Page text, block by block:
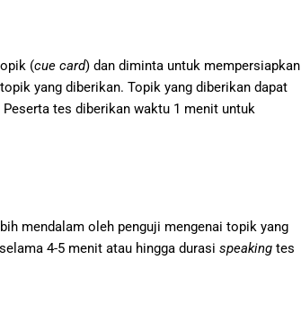
(cue card) dan diminta untuk mempersiapkan
yang diberikan. Topik yang diberikan dapat
Peserta tes diberikan waktu 1 menit untuk
mendalam oleh penguji mengenai topik yang
4-5 menit atau hingga durasi speaking tes